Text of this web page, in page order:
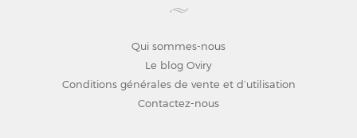
Qui sommes-nous
Le blog Oviry
Conditions générales de vente et d’utilisation
Contactez-nous